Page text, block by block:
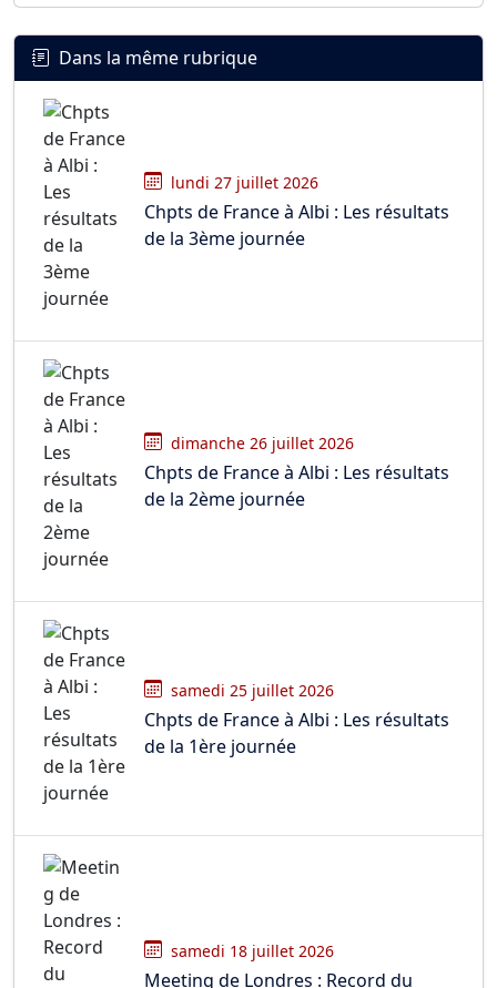
Dans la même rubrique
lundi 27 juillet 2026
Chpts de France à Albi : Les résultats
de la 3ème journée
dimanche 26 juillet 2026
Chpts de France à Albi : Les résultats
de la 2ème journée
samedi 25 juillet 2026
Chpts de France à Albi : Les résultats
de la 1ère journée
samedi 18 juillet 2026
Meeting de Londres : Record du